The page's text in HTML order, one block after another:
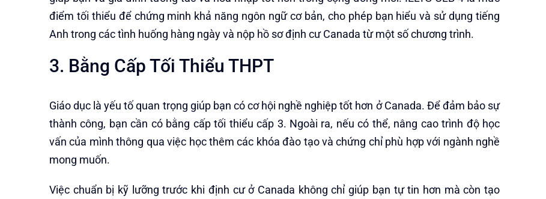
điểm tối thiểu để chứng minh khả năng ngôn ngữ cơ bản, cho phép bạn hiểu và sử dụng tiếng
Anh trong các tình huống hàng ngày và nộp hồ sơ định cư Canada từ một số chương trình.
3. Bằng Cấp Tối Thiểu THPT
Giáo dục là yếu tố quan trọng giúp bạn có cơ hội nghề nghiệp tốt hơn ở Canada. Để đảm bảo sự
thành công, bạn cần có bằng cấp tối thiểu cấp 3. Ngoài ra, nếu có thể, nâng cao trình độ học
vấn của mình thông qua việc học thêm các khóa đào tạo và chứng chỉ phù hợp với ngành nghề
mong muốn.
Việc chuẩn bị kỹ lưỡng trước khi định cư ở Canada không chỉ giúp bạn tự tin hơn mà còn tạo